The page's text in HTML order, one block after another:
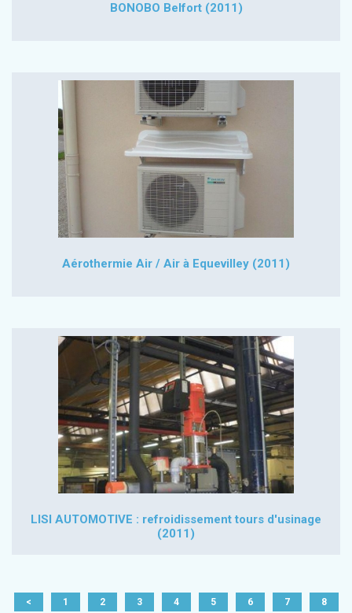
BONOBO Belfort (2011)
Aérothermie Air / Air à Equevilley (2011)
LISI AUTOMOTIVE : refroidissement tours d'usinage
(2011)
< 1 2 3 4 5 6 7 8